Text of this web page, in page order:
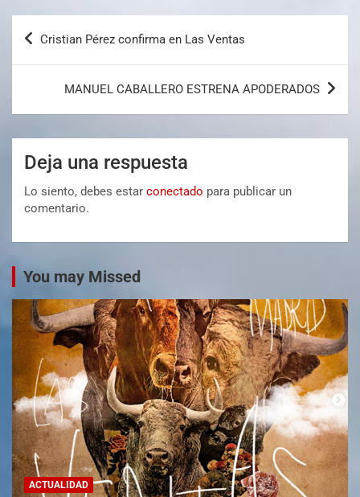
Cristian Pérez confirma en Las Ventas
MANUEL CABALLERO ESTRENA APODERADOS
Deja una respuesta
Lo siento, debes estar conectado para publicar un
comentario.
You may Missed
ACTUALIDAD